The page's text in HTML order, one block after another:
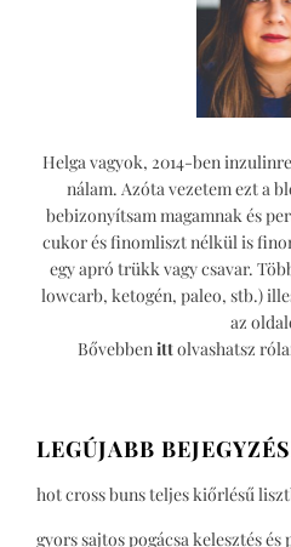
Helga vagyok, 2014-ben
nálam. Azóta vezetem ezt a
bebizonyítsam magamnak és
cukor és finomliszt nélkül is
egy apró trükk vagy csavar.
lowcarb, ketogén, paleo, stb.)
az
Bővebben ittolvashatsz
LEGÚJABB
hot cross buns teljes kiőrlésű
gyors sajtos pogácsa kelesztés